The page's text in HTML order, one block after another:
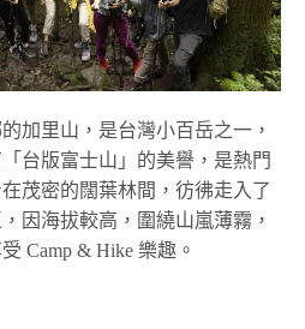
加里山，是台灣小百岳之一，
台版富士山」的美譽，是熱門
茂密的闊葉林間，彷彿走入了
因海拔較高，圍繞山嵐薄霧，
受Camp & Hike樂趣。